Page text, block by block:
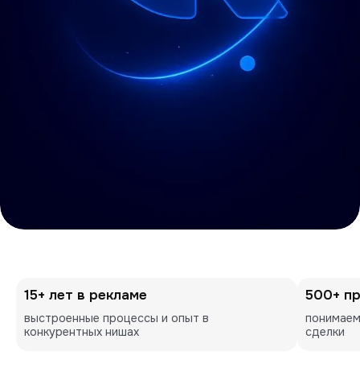
15+ лет в рекламе
выстроенные процессы и опыт в
конкурентных нишах
500+
сделки